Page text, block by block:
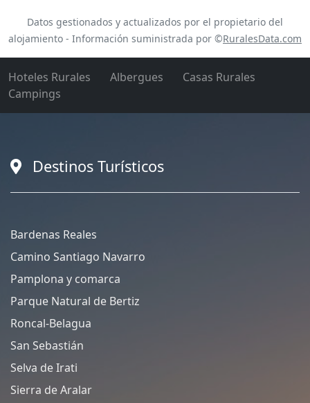
Datos gestionados y actualizados por el propietario del
alojamiento - Información suministrada por ©RuralesData.com
Hoteles Rurales Albergues
Casas Rurales
Campings
Destinos Turísticos
Bardenas Reales
Camino Santiago Navarro
Pamplona y comarca
Parque Natural de Bertiz
Roncal-Belagua
San Sebastián
Selva de Irati
Sierra de Aralar